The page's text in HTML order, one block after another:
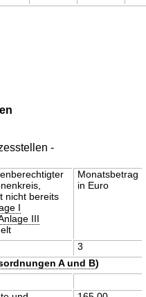
-
nicht bereits
I
III
Monatsbetrag
in Euro
3
A und B)